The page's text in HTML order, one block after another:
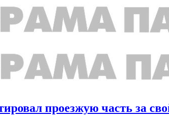
проезжую часть за